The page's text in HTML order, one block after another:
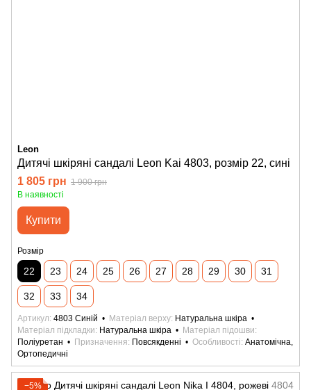
Leon
Дитячі шкіряні сандалі Leon Kai 4803, розмір 22, сині
1 805 грн 1 900 грн
В наявності
Купити
Розмір
22 23 24 25 26 27 28 29 30 31
32 33 34
Артикул 4803 Синій Матеріал верху Натуральна шкіра
Матеріал підкладки
Натуральна шкіра
Матеріал підошви
Поліуретан
Призначення Повсякденні Особливості Анатомічна,
Ортопедичні
−5%